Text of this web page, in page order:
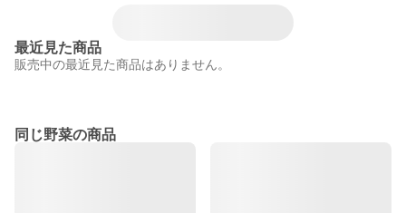
最近見た商品
販売中の最近見た商品はありません。
同じ野菜の商品